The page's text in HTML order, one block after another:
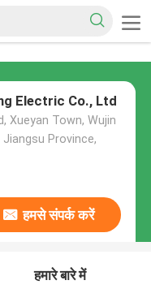
Electric Co., Ltd
Xueyan Town, Wujin
Province,
हमसे संपर्क करें
हमारे बारे में